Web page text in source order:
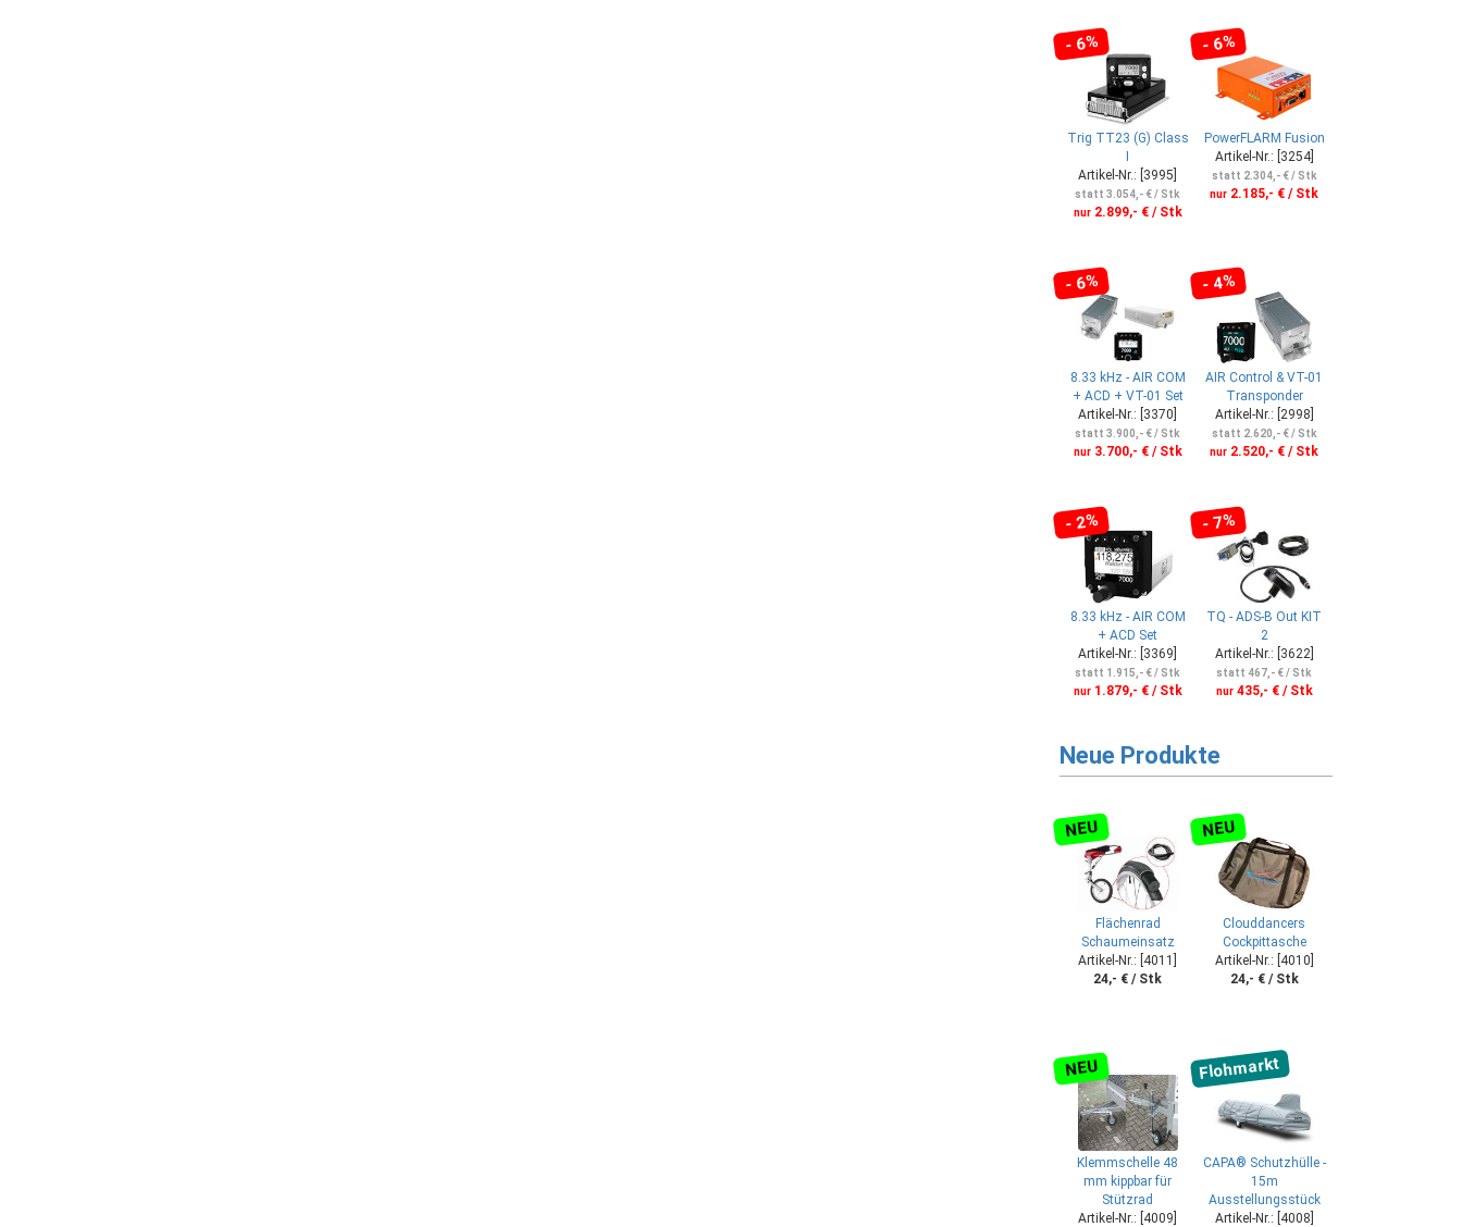
- 6%
Trig TT23 (G) Class
I
Artikel-Nr.: [3995]
statt 3.054,- € / Stk
nur2.899,- € / Stk
- 6%
PowerFLARM Fusion
Artikel-Nr.: [3254]
statt 2.304,- € / Stk
nur 2.185,- € / Stk
- 6%
8.33 kHz - AIR COM
+ ACD + VT-01 Set
Artikel-Nr.: [3370]
statt 3.900,- € / Stk
nur3.700,- € / Stk
- 4%
AIR Control & VT-01
Transponder
Artikel-Nr.: [2998]
statt 2.620,- € / Stk
nur 2.520,- € / Stk
- 2%
8.33 kHz - AIR COM
+ ACD Set
Artikel-Nr.: [3369]
statt 1.915,- € / Stk
nur1.879,- € / Stk
- 7%
TQ - ADS-B Out KIT
2
Artikel-Nr.: [3622]
statt 467,- € / Stk
nur435,- € / Stk
Neue Produkte
NEU
Flächenrad
Schaumeinsatz
Artikel-Nr.: [4011]
24,- € / Stk
NEU
Clouddancers
Cockpittasche
Artikel-Nr.: [4010]
24,- € / Stk
NEU
Klemmschelle 48
mm kippbar für
Stützrad
Artikel-Nr.: [4009]
Flohmarkt
CAPA® Schutzhülle -
15m
Ausstellungsstück
Artikel-Nr.: [4008]